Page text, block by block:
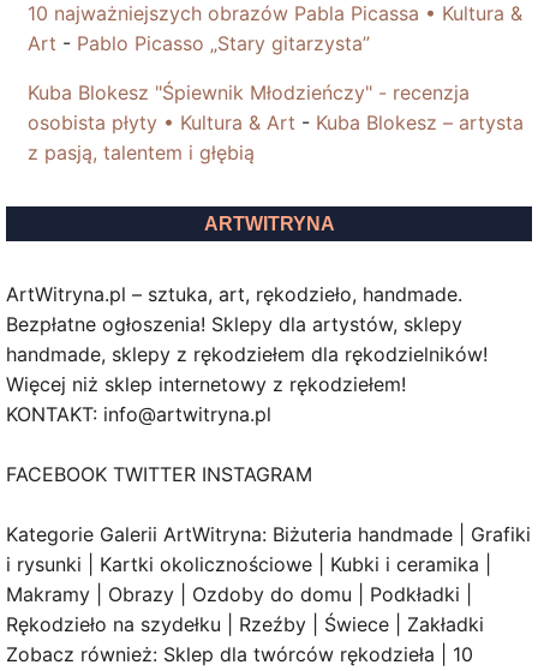
10 najważniejszych obrazów Pabla Picassa • Kultura &
Art - Pablo Picasso „Stary gitarzysta”
Kuba Blokesz "Śpiewnik Młodzieńczy" - recenzja
osobista płyty • Kultura & Art - Kuba Blokesz – artysta
z pasją, talentem i głębią
ARTWITRYNA
ArtWitryna.pl – sztuka, art, rękodzieło, handmade.
Bezpłatne ogłoszenia! Sklepy dla artystów, sklepy
handmade, sklepy z rękodziełem dla rękodzielników!
Więcej niż sklep internetowy z rękodziełem!
KONTAKT: info@artwitryna.pl
FACEBOOK TWITTER INSTAGRAM
Kategorie Galerii ArtWitryna: Biżuteria handmade | Grafiki
i rysunki | Kartki okolicznościowe | Kubki i ceramika |
Makramy | Obrazy | Ozdoby do domu | Podkładki |
Rękodzieło na szydełku | Rzeźby | Świece | Zakładki
Zobacz również: Sklep dla twórców rękodzieła | 10